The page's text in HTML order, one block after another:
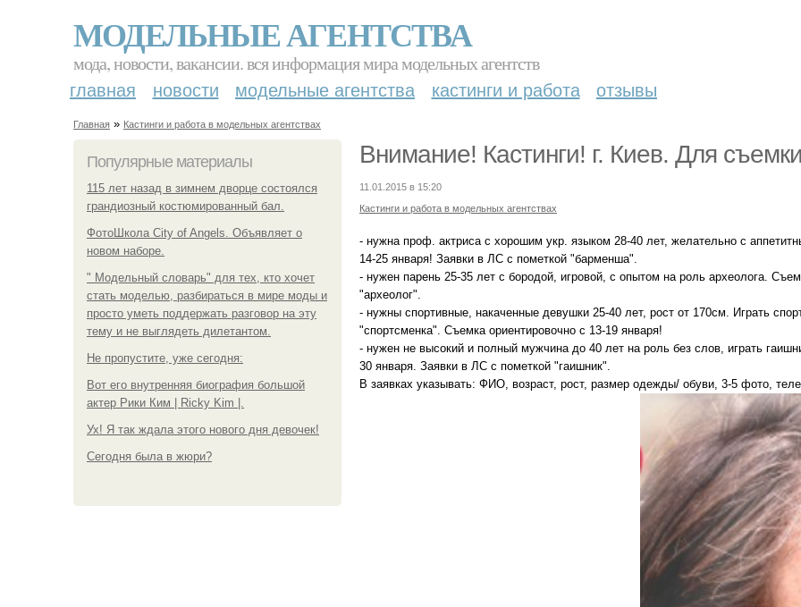
МОДЕЛЬНЫЕ АГЕНТСТВА
мода, новости, вакансии. вся информация мира модельных агентств
главная новости модельные агентства кастинги и работа отзывы
Главная » Кастинги и работа в модельных агентствах
Популярные материалы
115 лет назад в зимнем дворце состоялся
грандиозный костюмированный бал.
ФотоШкола City of Angels. Объявляет о
новом наборе.
" Модельный словарь" для тех, кто хочет
стать моделью, разбираться в мире моды и
просто уметь поддержать разговор на эту
тему и не выглядеть дилетантом.
Не пропустите, уже сегодня:
Вот его внутренняя биография большой
актер Рики Ким | Ricky Kim |.
Ух! Я так ждала этого нового дня девочек!
Сегодня была в жюри?
Внимание! Кастинги! г. Киев. Для
11.01.2015 в 15:20
Кастинги и работа в модельных агентствах
- нужна проф. актриса с хорошим укр. языком 28-40 лет, желательно с
14-25 января! Заявки в ЛС с пометкой "барменша".
- нужен парень 25-35 лет с бородой, игровой, с опытом на роль археолога.
"археолог".
- нужны спортивные, накаченные девушки 25-40 лет, рост от 170см. Играть
"спортсменка". Съемка ориентировочно с 13-19 января!
- нужен не высокий и полный мужчина до 40 лет на роль без слов, играть
30 января. Заявки в ЛС с пометкой "гаишник".
В заявках указывать: ФИО, возраст, рост, размер одежды/ обуви, 3-5 фото,